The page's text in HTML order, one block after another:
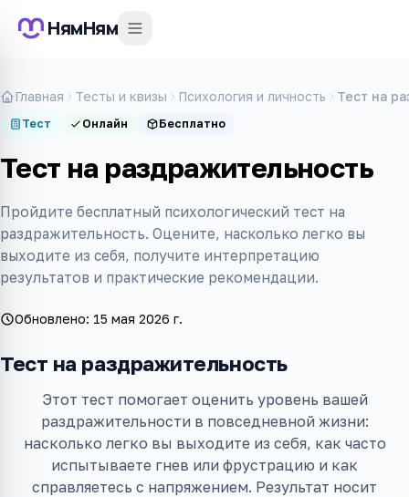
НямНям
Главная Тесты и квизы Психология и личность Тест на
Тест Онлайн Бесплатно
Тест на раздражительность
Пройдите бесплатный психологический тест на
раздражительность. Оцените, насколько легко вы
выходите из себя, получите интерпретацию
результатов и практические рекомендации.
Обновлено: 15 мая 2026 г.
Тест на раздражительность
Этот тест помогает оценить уровень вашей
раздражительности в повседневной жизни:
насколько легко вы выходите из себя, как часто
испытываете гнев или фрустрацию и как
справляетесь с напряжением. Результат носит